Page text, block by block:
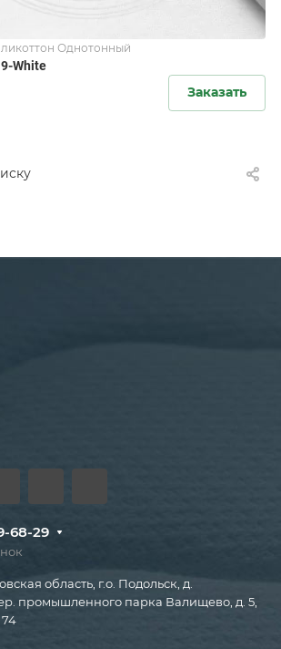
Однотонный
White
Заказать
68-29
область, г.о. Подольск, д.
промышленного парка Валищево, д. 5,
74